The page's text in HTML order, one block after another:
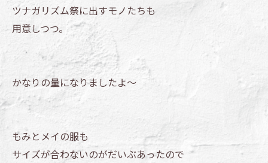
ツナガリズム祭に出すモノたちも
用意しつつ。
かなりの量になりましたよ～
もみとメイの服も
サイズが合わないのがだいぶあったので